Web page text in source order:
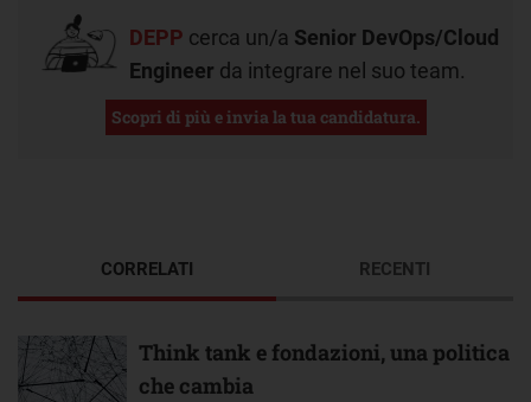
DEPP cerca un/a Senior DevOps/Cloud
Engineer da integrare nel suo team.
Scopri di più e invia la tua candidatura.
CORRELATI
Think tank e fondazioni, una politica
che cambia
RECENTI